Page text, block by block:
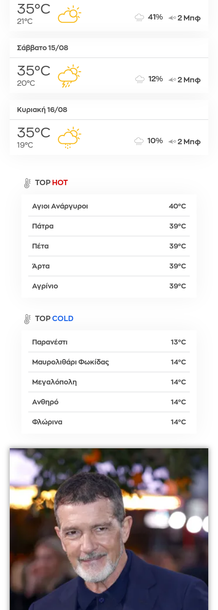
35°C
21°C
41% 2 Μπφ
Σάββατο 15/08
35°C
20°C
12% 2 Μπφ
Κυριακή 16/08
35°C
19°C
10% 2 Μπφ
TOP HOT
Αγιοι Ανάργυροι 40°C
Πάτρα 39°C
Πέτα 39°C
Άρτα 39°C
Αγρίνιο 39°C
TOP COLD
Παρανέστι 13°C
Μαυρολιθάρι Φωκίδας 14°C
Μεγαλόπολη 14°C
Ανθηρό 14°C
Φλώρινα 14°C